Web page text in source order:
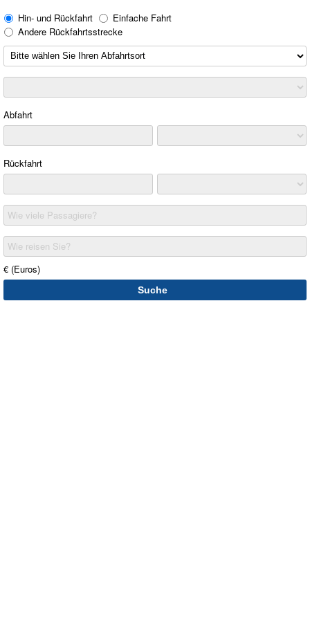
Hin- und Rückfahrt
Einfache Fahrt
Andere Rückfahrtsstrecke
Abfahrt
Rückfahrt
Wie viele Passagiere?
Wie reisen Sie?
€ (Euros)
Suche